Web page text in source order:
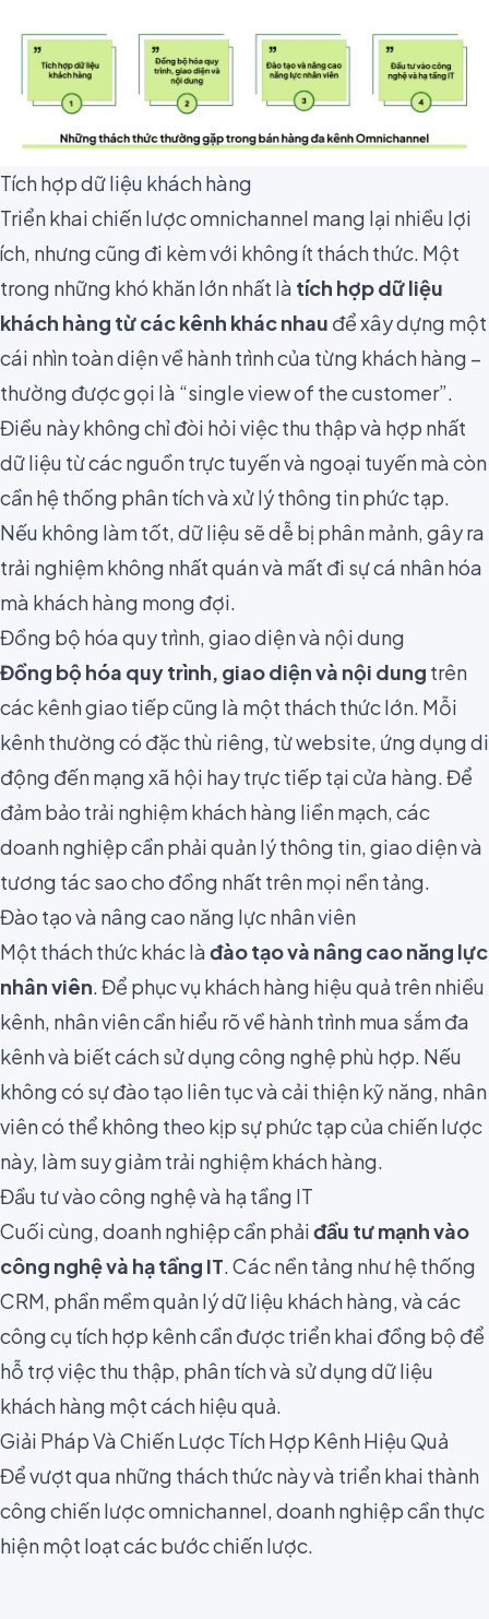
Tích hợp dữ liệu khách hàng
Triển khai chiến lược omnichannel mang lại nhiều lợi
ích, nhưng cũng đi kèm với không ít thách thức. Một
trong những khó khăn lớn nhất là tích hợp dữ liệu
khách hàng từ các kênh khác nhau để xây dựng một
cái nhìn toàn diện về hành trình của từng khách hàng –
thường được gọi là “single view of the customer”.
Điều này không chỉ đòi hỏi việc thu thập và hợp nhất
dữ liệu từ các nguồn trực tuyến và ngoại tuyến mà còn
cần hệ thống phân tích và xử lý thông tin phức tạp.
Nếu không làm tốt, dữ liệu sẽ dễ bị phân mảnh, gây ra
trải nghiệm không nhất quán và mất đi sự cá nhân hóa
mà khách hàng mong đợi.
Đồng bộ hóa quy trình, giao diện và nội dung
Đồng bộ hóa quy trình, giao diện và nội dung trên
các kênh giao tiếp cũng là một thách thức lớn. Mỗi
kênh thường có đặc thù riêng, từ website, ứng dụng di
động đến mạng xã hội hay trực tiếp tại cửa hàng. Để
đảm bảo trải nghiệm khách hàng liền mạch, các
doanh nghiệp cần phải quản lý thông tin, giao diện và
tương tác sao cho đồng nhất trên mọi nền tảng.
Đào tạo và nâng cao năng lực nhân viên
Một thách thức khác làđào tạo và nâng cao năng lực
nhân viên . Để phục vụ khách hàng hiệu quả trên nhiều
kênh, nhân viên cần hiểu rõ về hành trình mua sắm đa
kênh và biết cách sử dụng công nghệ phù hợp. Nếu
không có sự đào tạo liên tục và cải thiện kỹ năng, nhân
viên có thể không theo kịp sự phức tạp của chiến lược
này, làm suy giảm trải nghiệm khách hàng.
Đầu tư vào công nghệ và hạ tầng IT
Cuối cùng, doanh nghiệp cần phảiđầu tư mạnh vào
công nghệ và hạ tầng IT . Các nền tảng như hệ thống
CRM, phần mềm quản lý dữ liệu khách hàng, và các
công cụ tích hợp kênh cần được triển khai đồng bộ để
hỗ trợ việc thu thập, phân tích và sử dụng dữ liệu
khách hàng một cách hiệu quả.
Giải Pháp Và Chiến Lược Tích Hợp Kênh Hiệu Quả
Để vượt qua những thách thức này và triển khai thành
công chiến lược omnichannel, doanh nghiệp cần thực
hiện một loạt các bước chiến lược.